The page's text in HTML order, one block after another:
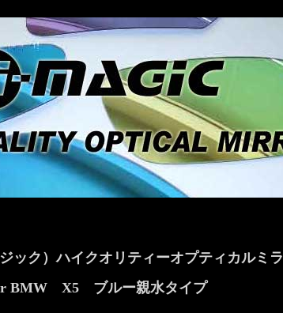
ック）ハイクオリティーオプティカルミ
BMW X5 ブルー親水タイプ